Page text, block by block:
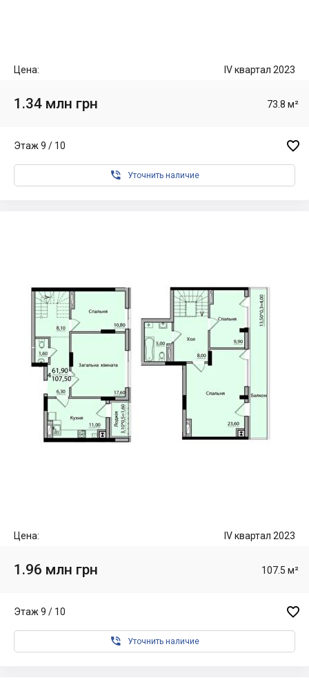
Цена: IV квартал 2023
1.34 млн грн 73.8 м²
Этаж 9 / 10 
 Уточнить наличие
Цена: IV квартал 2023
1.96 млн грн 107.5 м²
Этаж 9 / 10 
 Уточнить наличие